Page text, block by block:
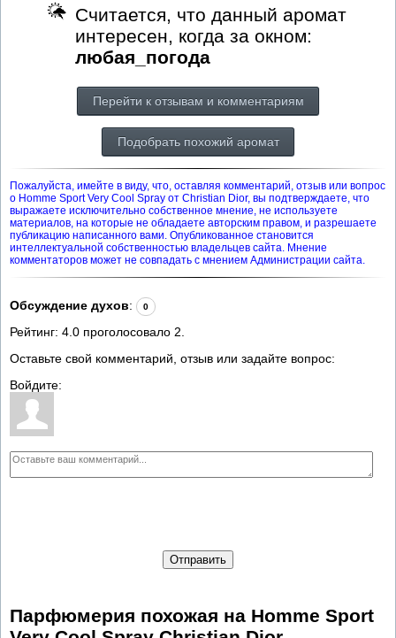
Считается, что данный аромат
интересен, когда за окном:
любая_погода
Перейти к отзывам и комментариям
Подобрать похожий аромат
Пожалуйста, имейте в виду, что, оставляя комментарий, отзыв или вопрос
о Homme Sport Very Cool Spray от Christian Dior, вы подтверждаете, что
выражаете исключительно собственное мнение, не используете
материалов, на которые не обладаете авторским правом, и разрешаете
публикацию написанного вами. Опубликованное становится
интеллектуальной собственностью владельцев сайта. Мнение
комментаторов может не совпадать с мнением Администрации сайта.
Обсуждение духов: 0
Рейтинг: 4.0 проголосовало 2
Оставьте свой комментарий, отзыв или задайте вопрос:
Войдите:
Отправить
Парфюмерия похожая на Homme Sport